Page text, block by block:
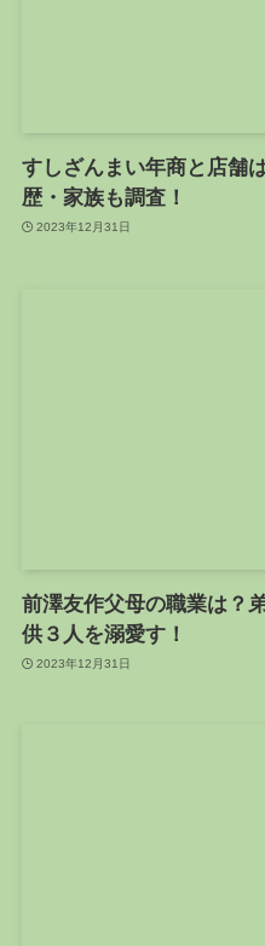
すしざんまい年商と店舗
歴・家族も調査！
2023年12月31日
前澤友作父母の職業は？
供３人を溺愛す！
2023年12月31日